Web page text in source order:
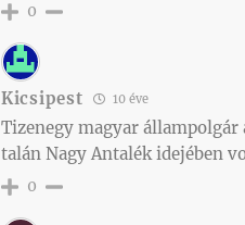
0
Kicsipest 10 éve
Tizenegy magyar
talán Nagy Antalék idejében
0